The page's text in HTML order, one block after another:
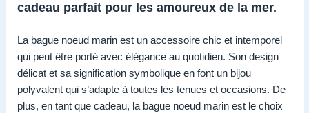
cadeau parfait pour les amoureux de la mer.
La bague noeud marin est un accessoire chic et intemporel
qui peut être porté avec élégance au quotidien. Son design
délicat et sa signification symbolique en font un bijou
polyvalent qui s’adapte à toutes les tenues et occasions. De
plus, en tant que cadeau, la bague noeud marin est le choix